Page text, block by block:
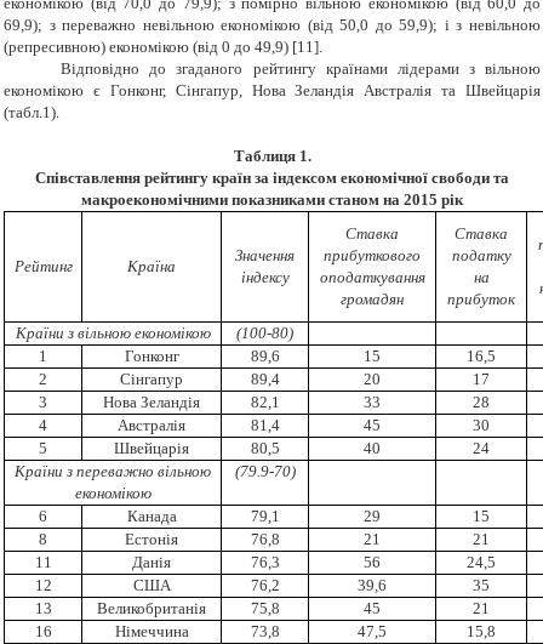
69,9); з переважно невільною економікою (від 50,0 до 59,9); і з невільною
(репресивною) економікою (від 0 до 49,9) [11].
Відповідно до згаданого рейтингу країнами лідерами з вільною
економікою є Гонконг, Сінгапур, Нова Зеландія Австралія та Швейцарія
(табл.1).
Таблиця 1.
Співставлення рейтингу країн за індексом економічної свободи та
макроекономічними показниками станом на 2015 рік
Рейтинг Країна
Значення
індексу
Ставка
прибуткового
оподаткування
громадян
Ставка
податку
на
прибуток
Країни з вільною економікою
(100-80)
1
Гонконг 89,6 15
16,5
2
Сінгапур 89,4 20
17
3
Нова Зеландія 82,1 33
28
4
Австралія 81,4 45
30
5
Швейцарія 80,5 40
24
Країни з переважно вільною
економікою
(79.9-70)
6 Канада 79,1 29
15
8
Естонія 76,8 21
21
11
Данія 76,3 56
24,5
12
США 76,2 39,6
35
13
Великобританія 75,8 45
21
16
Німеччина 73,8 47,5
15,8